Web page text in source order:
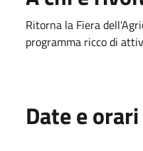
Ritorna la Fiera
programma ricco di
Date e orari